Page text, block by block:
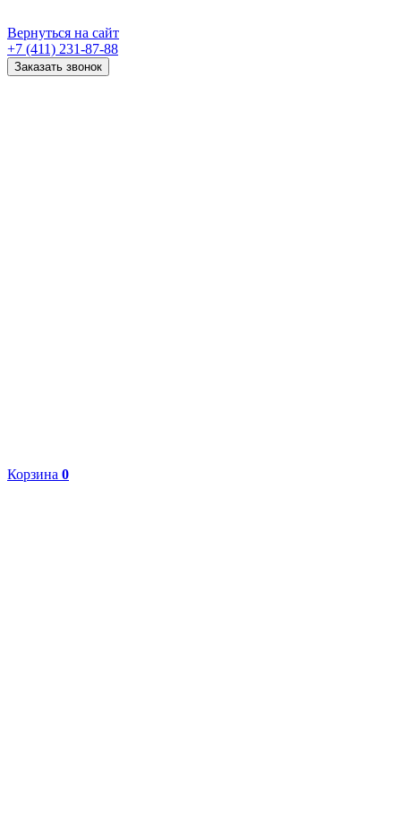
Вернуться на сайт
+7 (411) 231-87-88
Заказать звонок
Корзина 0